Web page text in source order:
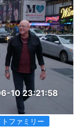
10 23:21:58
ファミリー